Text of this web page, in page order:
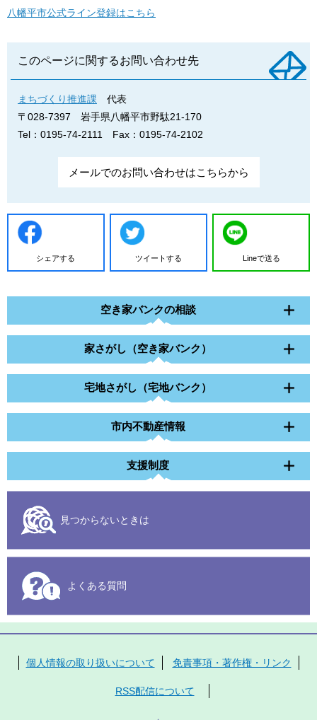
八幡平市公式ライン登録はこちら
このページに関するお問い合わせ先
まちづくり推進課
代表
〒028-7397
岩手県八幡平市野駄21-170
Tel：0195-74-2111
Fax：0195-74-2102
メールでのお問い合わせはこちらから
シェアする ツイートする Lineで送る
空き家バンクの相談
家さがし（空き家バンク）
宅地さがし（宅地バンク）
市内不動産情報
支援制度
見つからないときは
よくある質問
個人情報の取り扱いについて 免責事項・著作権・リンク
RSS配信について